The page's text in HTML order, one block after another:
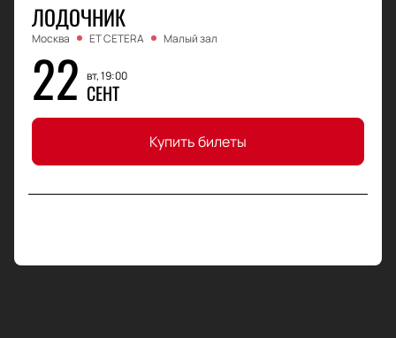
ЛОДОЧНИК
Москва ET CETERA Малый зал
22 вт, 19:00
СЕНТ
Купить билеты